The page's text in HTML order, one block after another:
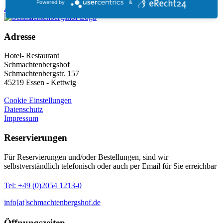
Anrufen
Adresse
Hotel- Restaurant
Schmachtenbergshof
Schmachtenbergstr. 157
45219 Essen - Kettwig
Cookie Einstellungen
Datenschutz
Impressum
Reservierungen
Für Reservierungen und/oder Bestellungen, sind wir
selbstverständlich telefonisch oder auch per Email für Sie erreichbar
Tel: +49 (0)2054 1213-0
info[at]schmachtenbergshof.de
Powered by &